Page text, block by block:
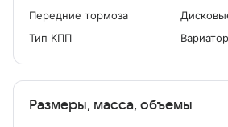
Передние тормоза
Тип КПП
Вариатор
Размеры, масса, объемы